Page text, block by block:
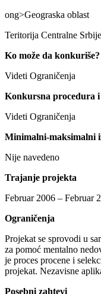
ong>Geograska oblast
Teritorija Centralne
Ko može da konkuriše?
Videti Ograničenja
Konkursna procedura
Videti Ograničenja
Minimalni-maksimalni
Nije navedeno
Trajanje projekta
Februar 2006 – Februar
Ograničenja
Projekat se sprovodi u
za pomoć mentalno
je proces procene i
projekat. Nezavisne
Posebni zahtevi